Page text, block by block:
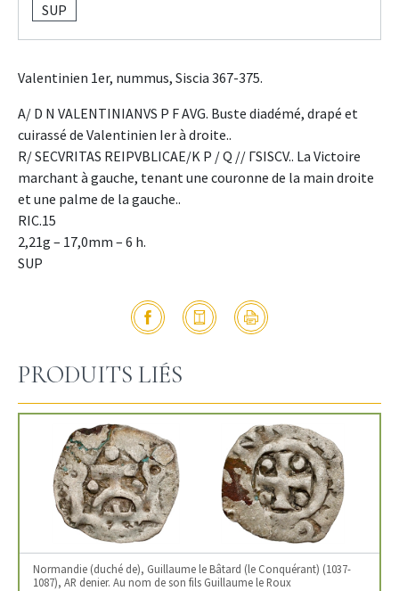
SUP
Valentinien 1er, nummus, Siscia 367-375.
A/ D N VALENTINIANVS P F AVG. Buste diadémé, drapé et
cuirassé de Valentinien Ier à droite..
R/ SECVRITAS REIPVBLICAE/K P / Q // ΓSISCV.. La Victoire
marchant à gauche, tenant une couronne de la main droite
et une palme de la gauche..
RIC.15
2,21g – 17,0mm – 6 h.
SUP
PRODUITS LIÉS
Normandie (duché de), Guillaume le Bâtard (le Conquérant) (1037-
1087), AR denier. Au nom de son fils Guillaume le Roux